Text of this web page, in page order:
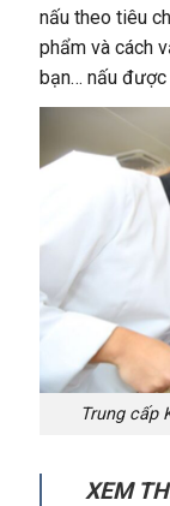
nấu theo tiêu
phẩm và cách
bạn… nấu được
Trung cấp
XEM